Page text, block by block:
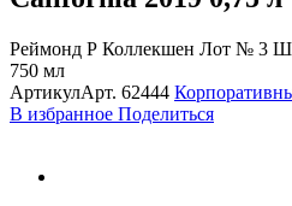
Реймонд Р Коллекшен Лот № 3
750 мл
АртикулАрт. 62444
В избранное Поделиться